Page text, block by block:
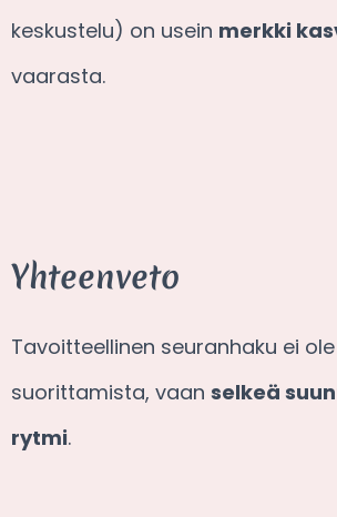
keskustelu) on usein merkki
vaarasta.
Yhteenveto
Tavoitteellinen seuranhaku ei
suorittamista, vaan selkeä
rytmi.